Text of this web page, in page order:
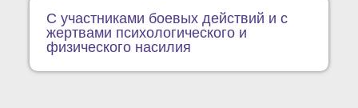
C участниками боевых действий и с
жертвами психологического и
физического насилия